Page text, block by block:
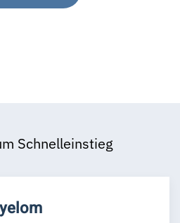
Schnelleinstieg